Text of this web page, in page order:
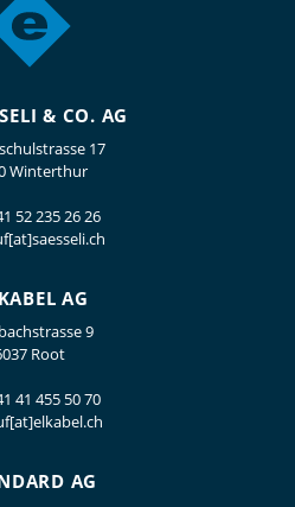
& CO. AG
17
Winterthur
52 235 26 26
AG
9
Root
41 455 50 70
AG